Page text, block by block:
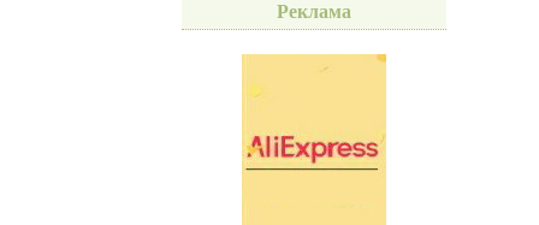
Реклама